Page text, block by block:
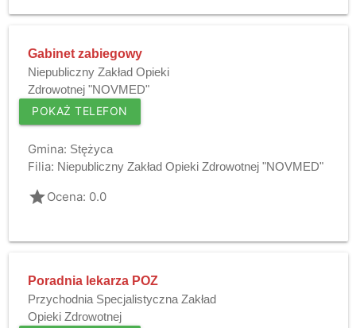
Gabinet zabiegowy
Niepubliczny Zakład Opieki
Zdrowotnej "NOVMED"
POKAŻ TELEFON
Gmina: Stężyca
Filia: Niepubliczny Zakład Opieki Zdrowotnej "NOVMED"
gradeOcena: 0.0
Poradnia lekarza POZ
Przychodnia Specjalistyczna Zakład
Opieki Zdrowotnej